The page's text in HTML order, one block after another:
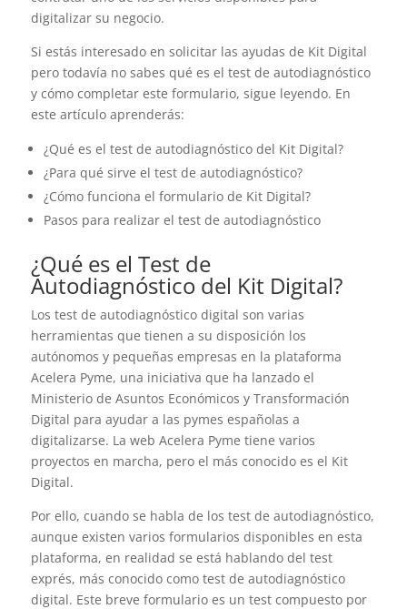
digitalizar su negocio.
Si estás interesado en solicitar las ayudas de Kit Digital
pero todavía no sabes qué es el test de autodiagnóstico
y cómo completar este formulario, sigue leyendo. En
este artículo aprenderás:
¿Qué es el test de autodiagnóstico del Kit Digital?
¿Para qué sirve el test de autodiagnóstico?
¿Cómo funciona el formulario de Kit Digital?
Pasos para realizar el test de autodiagnóstico
¿Qué es el Test de
Autodiagnóstico del Kit Digital?
Los test de autodiagnóstico digital son varias
herramientas que tienen a su disposición los
autónomos y pequeñas empresas en la plataforma
Acelera Pyme, una iniciativa que ha lanzado el
Ministerio de Asuntos Económicos y Transformación
Digital para ayudar a las pymes españolas a
digitalizarse. La web Acelera Pyme tiene varios
proyectos en marcha, pero el más conocido es el Kit
Digital.
Por ello, cuando se habla de los test de autodiagnóstico,
aunque existen varios formularios disponibles en esta
plataforma, en realidad se está hablando del test
exprés, más conocido como test de autodiagnóstico
digital. Este breve formulario es un test compuesto por